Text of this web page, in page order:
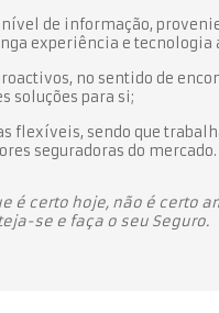
nível de informação,
experiência e tecnologia
no sentido de
soluções para si;
flexíveis, sendo que
seguradoras do mercado.
é certo hoje, não é certo
se e faça o seu Seguro.